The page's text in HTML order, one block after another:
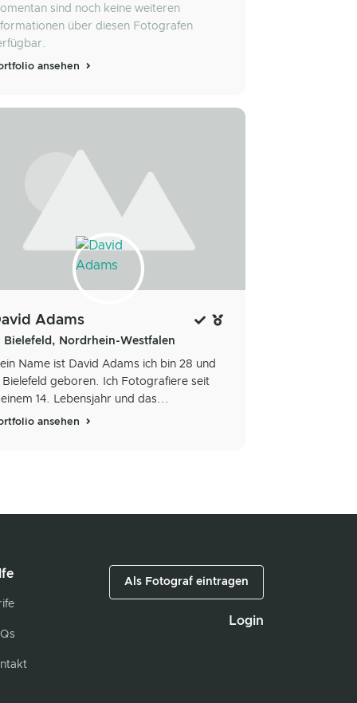
sind noch keine weiteren
über diesen Fotografen
ansehen
Adams
Bielefeld, Nordrhein-Westfalen
Name ist David Adams ich bin 28 und
Bielefeld geboren. Ich Fotografiere seit
14. Lebensjahr und das...
ansehen
Als Fotograf eintragen
Login